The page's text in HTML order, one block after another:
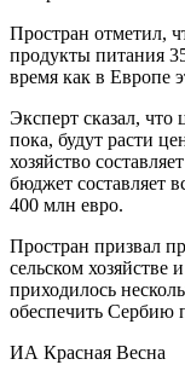
Простран отметил,
продукты питания
время как в Европе
Эксперт сказал, что
пока, будут расти
хозяйство
бюджет составляет
400 млн евро.
Простран призвал
сельском хозяйстве
приходилось
обеспечить Сербию
ИА Красная Весна